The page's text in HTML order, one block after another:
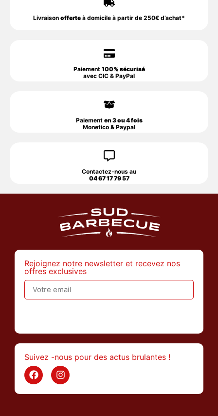
Livraison offerte à domicile à partir de 250€ d’achat*
Paiement 100% sécurisé
avec CIC & PayPal
Paiement en 3 ou 4 fois
Monetico & Paypal
Contactez-nous au
04 67 17 79 57
Rejoignez notre newsletter et recevez nos
offres exclusives
Suivez -nous pour des actus brulantes !